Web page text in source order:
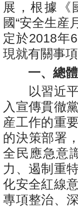
展，根據《
國“安全生産
定於2018年
現就有關事
一、總
以習近平
入宣傳貫徹
産工作的重
的決策部署
全民應急意
力、遏制重
化安全紅線
專項整治、